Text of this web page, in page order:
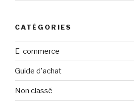
CATÉGORIES
E-commerce
Guide d'achat
Non classé